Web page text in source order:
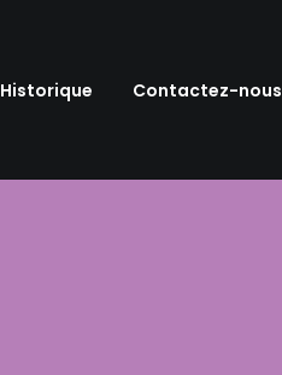
Historique Contactez-nous